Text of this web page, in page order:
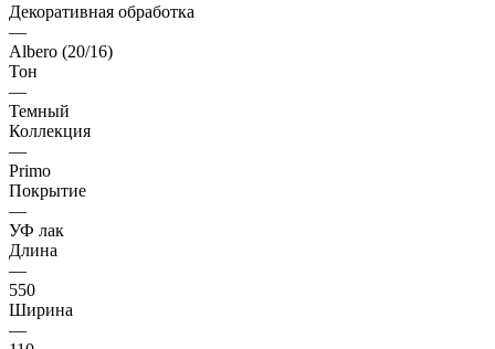
Декоративная обработка
—
Albero (20/16)
Тон
—
Темный
Коллекция
—
Primo
Покрытие
—
УФ лак
Длина
—
550
Ширина
—